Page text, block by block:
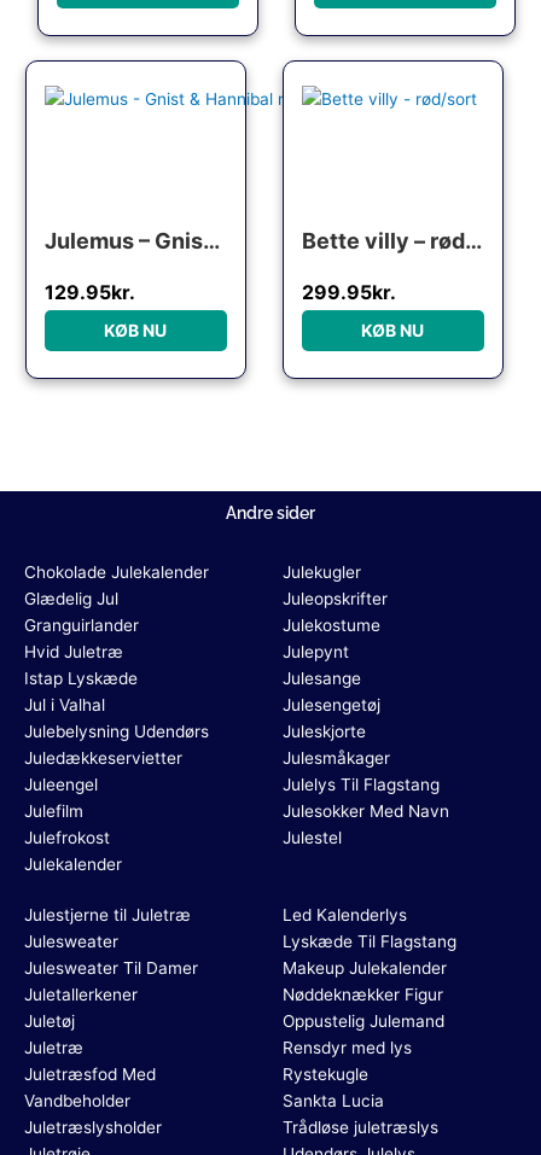
Julemus – Gnist & Hannibal med grød
129.95kr.
KØB NU
Bette villy – rød/sort
299.95kr.
KØB NU
Andre sider
Chokolade Julekalender
Glædelig Jul
Granguirlander
Hvid Juletræ
Istap Lyskæde
Jul i Valhal
Julebelysning Udendørs
Juledækkeservietter
Juleengel
Julefilm
Julefrokost
Julekalender
Julekugler
Juleopskrifter
Julekostume
Julepynt
Julesange
Julesengetøj
Juleskjorte
Julesmåkager
Julelys Til Flagstang
Julesokker Med Navn
Julestel
Julestjerne til Juletræ
Julesweater
Julesweater Til Damer
Juletallerkener
Juletøj
Juletræ
Juletræsfod Med
Vandbeholder
Juletræslysholder
Led Kalenderlys
Lyskæde Til Flagstang
Makeup Julekalender
Nøddeknækker Figur
Oppustelig Julemand
Rensdyr med lys
Rystekugle
Sankta Lucia
Trådløse juletræslys